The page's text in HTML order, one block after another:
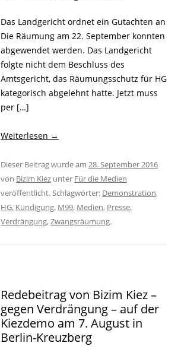
Das Landgericht ordnet ein Gutachten an
Die Räumung am 22. September konnten
abgewendet werden. Das Landgericht
folgte nicht dem Beschluss des
Amtsgericht, das Räumungsschutz für HG
kategorisch abgelehnt hatte. Jetzt muss
per […]
Weiterlesen →
Dieser Beitrag wurde am 28. September 2016
von Bizim Kiez unter Für die Medien
veröffentlicht. Schlagwörter: Demonstration,
HG, Kündigung, M99, Medien, Presse,
Verdrängung,Zwangsräumung.
Redebeitrag von Bizim Kiez –
gegen Verdrängung – auf der
Kiezdemo am 7. August in
Berlin-Kreuzberg